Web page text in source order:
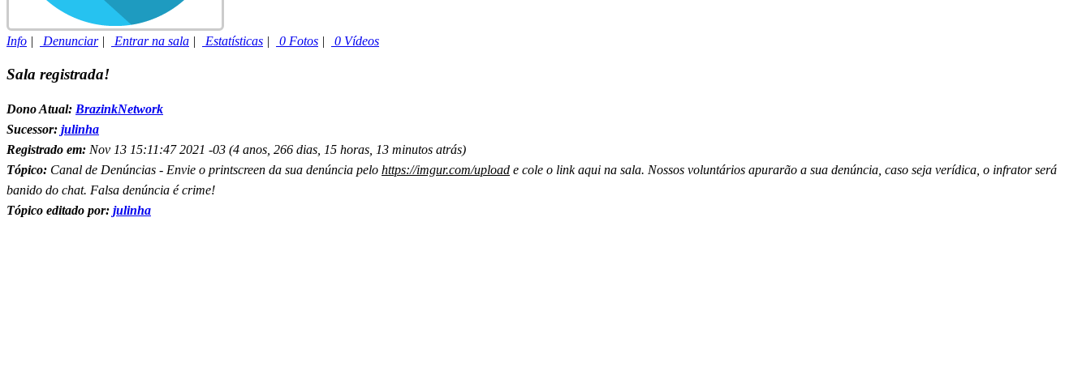
Info | Denunciar| Entrar na sala | Estatísticas | 0 Fotos | 0 Vídeos
Sala registrada!
Dono Atual: BrazinkNetwork
Sucessor: julinha
Registrado em: Nov 13 15:11:47 2021 -03 (4 anos, 266 dias, 15 horas, 13 minutos atrás)
Tópico: Canal de Denúncias - Envie o printscreen da sua denúncia pelo https://imgur.com/upload e cole o link aqui na sala. Nossos voluntários apurarão a sua denúncia, caso seja verídica, o infrator será
banido do chat. Falsa denúncia é crime!
Tópico editado por: julinha